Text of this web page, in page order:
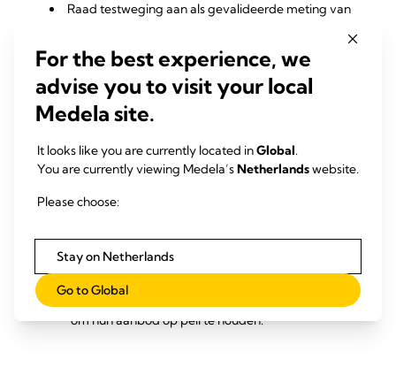
Raad testweging aan als gevalideerde meting van
Het werkelijke melkvolume dat tijdens de
borstvoeding is ingenomen te noteren
Aanvulling op maat toe te dienen volgens de
De overgang van de baby in de NICU naar
volledige borstvoeding vóór het ontslag te
Moeders te stimuleren en vertrouwen te geven in
Te zorgen voor een individuele planning na
ontslag uit het ziekenhuis om moeders te
om hun aanbod op peil te houden.
For the best experience, we
advise you to visit your local
Medela site.
It looks like you are currently located inGlobal.
You are currently viewing Medela’sNetherlandswebsite.
Please choose:
Stay on Netherlands
Go to Global